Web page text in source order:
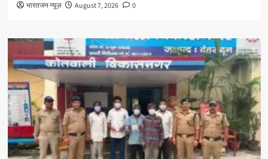
भारतजन न्यूज़ August 7, 2026 0